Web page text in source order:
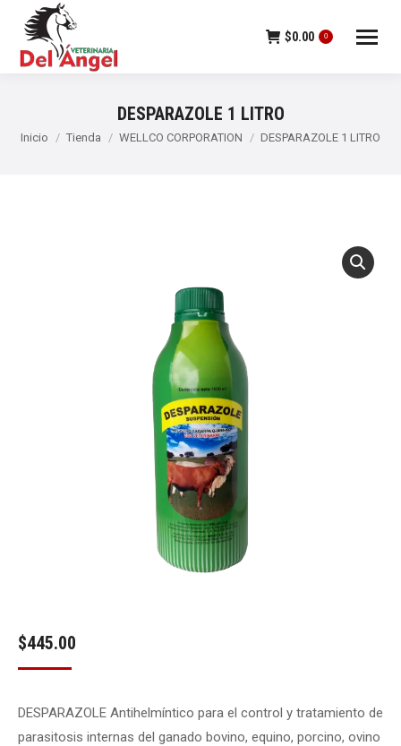
$0.00 0
DESPARAZOLE 1 LITRO
Estás aquí:
Inicio Tienda WELLCO CORPORATION DESPARAZOLE 1 LITRO
$445.00
DESPARAZOLE Antihelmíntico para el control y tratamiento de
parasitosis internas del ganado bovino, equino, porcino, ovino